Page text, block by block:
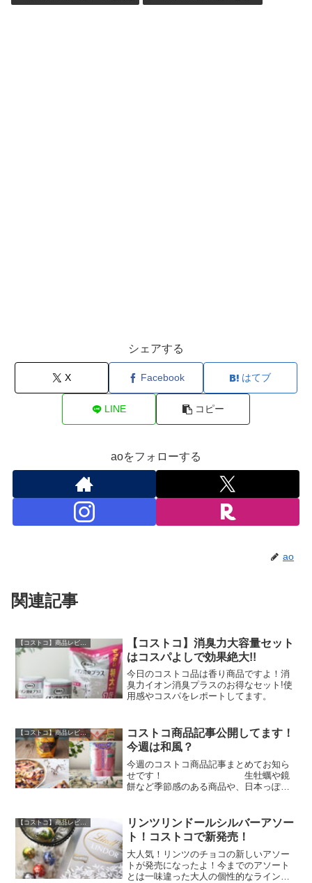
シェアする
X Facebook はてブ
LINE コピー
aoをフォローする
ao
関連記事
【コストコ】消臭力大容量セット
はコスパよしで効果絶大!!
今日のコストコ品は香り商品ですよ！消
臭力イオン消臭プラスのお得なセット!使
用感やコスパをレポートしてます。
【コストコ】商品レビュー
コストコ商品記事公開してます！
今週は和風？
今週のコストコ商品記事まとめてお知ら
せです！ 生牡蠣や鏡
餅など季節感のある商品や、日本っぽい
りますが、案外日本向けの商品も充実し
ていますよね。これからの...
【コストコ】商品レビュー
リンツリンドールシルバーアソー
ト！コストコで新発売！
大人気！リンツのチョコの新しいアソー
トが発売になったよ！今までのアソート
とは一味違った大人の個性的なラインナ